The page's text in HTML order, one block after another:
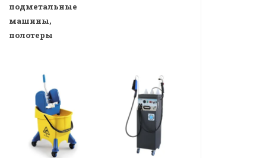
подметальные
машины,
полотеры